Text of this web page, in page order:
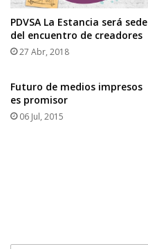
PDVSA La Estancia será sede
del encuentro de creadores
27 Abr, 2018
Futuro de medios impresos
es promisor
06 Jul, 2015